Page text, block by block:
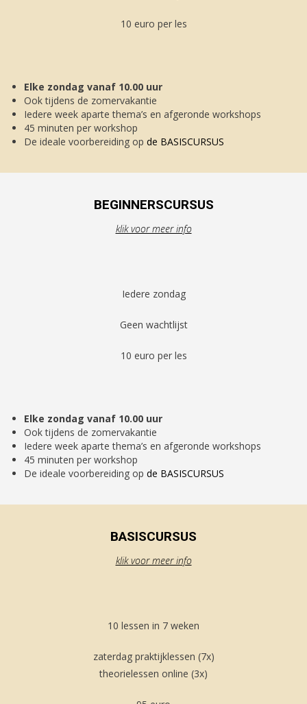
10 euro per les
Elke zondag vanaf 10.00 uur
Ook tijdens de zomervakantie
Iedere week aparte thema’s en afgeronde workshops
45 minuten per workshop
De ideale voorbereiding op de BASISCURSUS
BEGINNERSCURSUS
klik voor meer info
Iedere zondag
Geen wachtlijst
10 euro per les
Elke zondag vanaf 10.00 uur
Ook tijdens de zomervakantie
Iedere week aparte thema’s en afgeronde workshops
45 minuten per workshop
De ideale voorbereiding op de BASISCURSUS
BASISCURSUS
klik voor meer info
10 lessen in 7 weken
zaterdag praktijklessen (7x)
theorielessen online (3x)